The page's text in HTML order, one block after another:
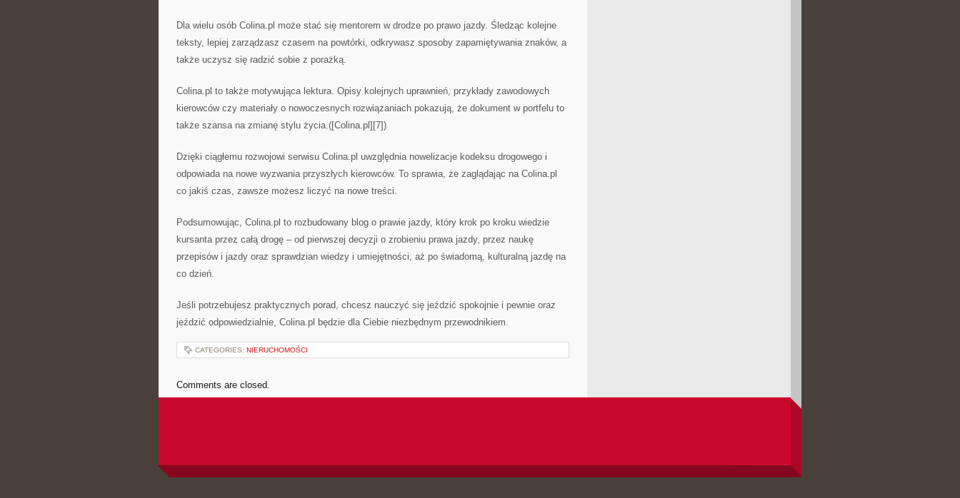
Dla wielu osób Colina.pl może stać się mentorem w drodze po prawo jazdy. Śledząc kolejne
teksty, lepiej zarządzasz czasem na powtórki, odkrywasz sposoby zapamiętywania znaków, a
także uczysz się radzić sobie z porażką.
Colina.pl to także motywująca lektura. Opisy kolejnych uprawnień, przykłady zawodowych
kierowców czy materiały o nowoczesnych rozwiązaniach pokazują, że dokument w portfelu to
także szansa na zmianę stylu życia.([Colina.pl][7])
Dzięki ciągłemu rozwojowi serwisu Colina.pl uwzględnia nowelizacje kodeksu drogowego i
odpowiada na nowe wyzwania przyszłych kierowców. To sprawia, że zaglądając na Colina.pl
co jakiś czas, zawsze możesz liczyć na nowe treści.
Podsumowując, Colina.pl to rozbudowany blog o prawie jazdy, który krok po kroku wiedzie
kursanta przez całą drogę – od pierwszej decyzji o zrobieniu prawa jazdy, przez naukę
przepisów i jazdy oraz sprawdzian wiedzy i umiejętności, aż po świadomą, kulturalną jazdę na
co dzień.
Jeśli potrzebujesz praktycznych porad, chcesz nauczyć się jeździć spokojnie i pewnie oraz
jeździć odpowiedzialnie, Colina.pl będzie dla Ciebie niezbędnym przewodnikiem.
CATEGORIES: NIERUCHOMOŚCI
Comments are closed.